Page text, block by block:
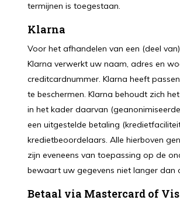
termijnen is toegestaan.
Klarna
Voor het afhandelen van een (deel
Klarna verwerkt uw naam, adres en
creditcardnummer. Klarna heeft
te beschermen. Klarna behoudt zich
in het kader daarvan
een uitgestelde betaling
kredietbeoordelaars. Alle hierboven
zijn eveneens van toepassing op de
bewaart uw gegevens niet langer dan
Betaal via Mastercard of